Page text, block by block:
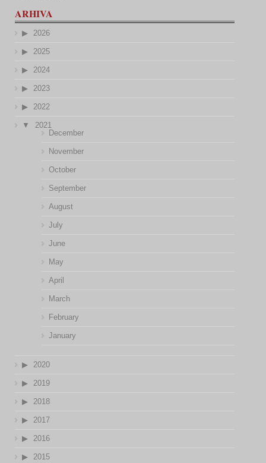
ARHIVA
2026
2025
2024
2023
2022
2021
December
November
October
September
August
July
June
May
April
March
February
January
2020
2019
2018
2017
2016
2015